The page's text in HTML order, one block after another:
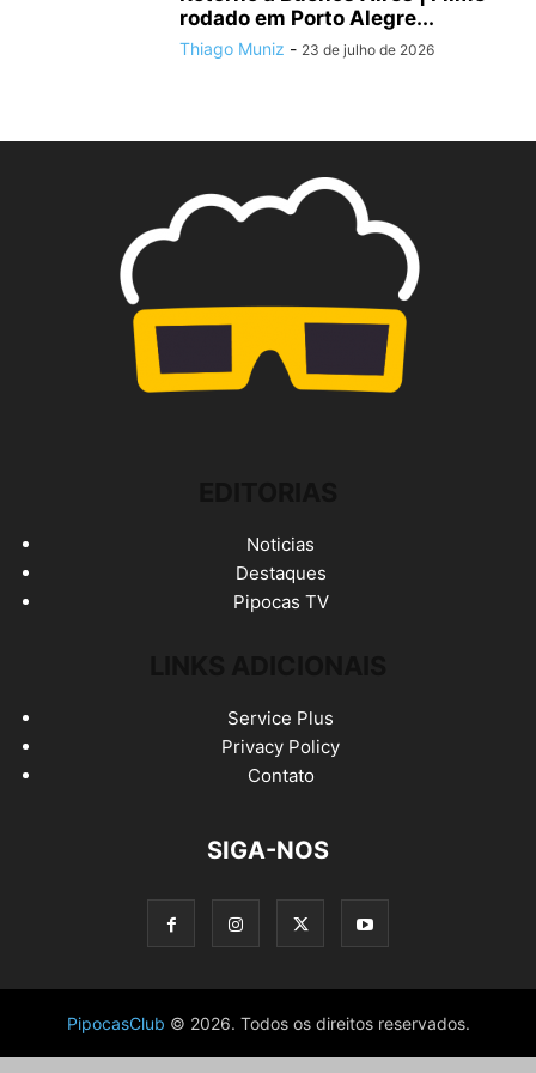
rodado em Porto Alegre...
Thiago Muniz - 23 de julho de 2026
Noticias
Destaques
Pipocas TV
Service Plus
Privacy Policy
Contato
SIGA-NOS
PipocasClub © 2026. Todos os direitos reservados.